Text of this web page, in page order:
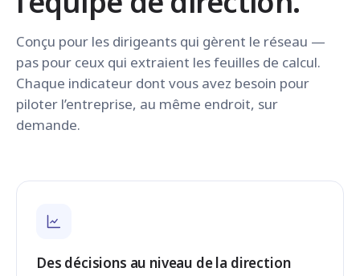
Conçu pour les dirigeants qui gèrent le réseau —
pas pour ceux qui extraient les feuilles de calcul.
Chaque indicateur dont vous avez besoin pour
piloter l’entreprise, au même endroit, sur
demande.
Des décisions au niveau de la direction